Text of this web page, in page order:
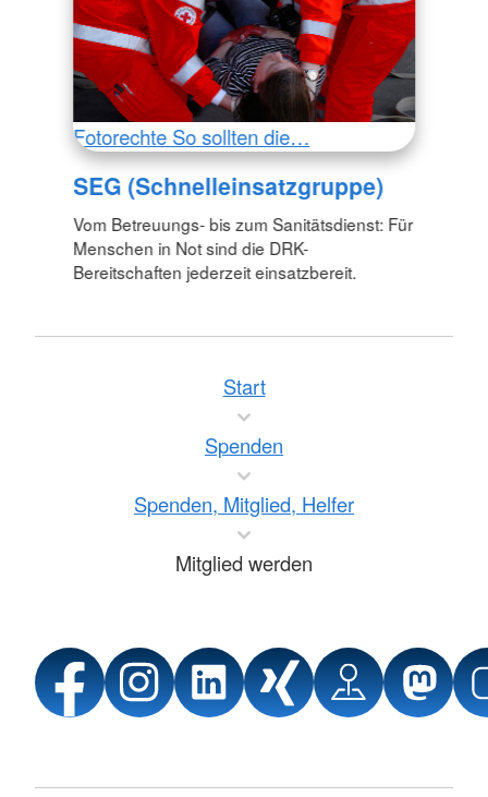
Fotorechte So sollten die…
SEG (Schnelleinsatzgruppe)
Vom Betreuungs- bis zum Sanitätsdienst: Für
Menschen in Not sind die DRK-
Bereitschaften jederzeit einsatzbereit.
Start
Spenden
Spenden, Mitglied, Helfer
Mitglied werden